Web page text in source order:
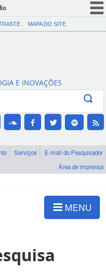
CORONAVÍRUS (COVID-19)
Canais
MAPA DO SITE
E INOVAÇÕES
Serviços
E-mail do Pesquisador
Área de imprensa
MENU